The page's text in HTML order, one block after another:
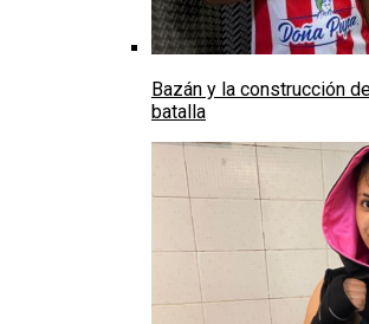
Bazán y la construcción
batalla